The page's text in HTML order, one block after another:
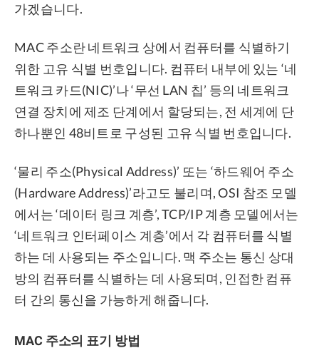
가겠습니다.
MAC 주소란 네트워크 상에서 컴퓨터를 식별하기
위한 고유 식별 번호입니다. 컴퓨터 내부에 있는 ‘네
트워크 카드(NIC)’나 ‘무선 LAN 칩’ 등의 네트워크
연결 장치에 제조 단계에서 할당되는, 전 세계에 단
하나뿐인 48비트로 구성된 고유 식별 번호입니다.
‘물리 주소(Physical Address)’ 또는 ‘하드웨어 주소
(Hardware Address)’라고도 불리며, OSI 참조 모델
에서는 ‘데이터 링크 계층’, TCP/IP 계층 모델에서는
‘네트워크 인터페이스 계층’에서 각 컴퓨터를 식별
하는 데 사용되는 주소입니다. 맥 주소는 통신 상대
방의 컴퓨터를 식별하는 데 사용되며, 인접한 컴퓨
터 간의 통신을 가능하게 해줍니다.
MAC 주소의 표기 방법